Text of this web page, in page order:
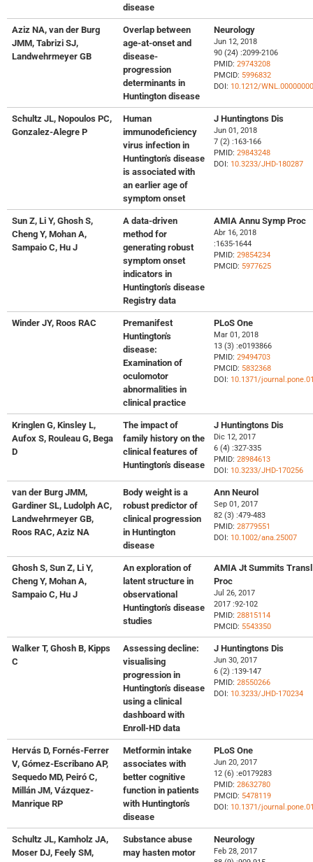
disease
Aziz NA, van der Burg
JMM, Tabrizi SJ,
Landwehrmeyer GB
Overlap between
age-at-onset and
disease-
progression
determinants in
Huntington disease
Neurology
Jun 12, 2018
90 (24) :2099-2106
PMID: 29743208
PMCID: 5996832
DOI: 10.1212/
Schultz JL, Nopoulos PC,
Gonzalez-Alegre P
Human
immunodeficiency
virus infection in
Huntington's disease
is associated with
an earlier age of
symptom onset
J Huntingtons Dis
Jun 01, 2018
7 (2) :163-166
PMID: 29843248
DOI: 10.3233/JHD-180287
Sun Z, Li Y, Ghosh S,
Cheng Y, Mohan A,
Sampaio C, Hu J
A data-driven
method for
generating robust
symptom onset
indicators in
Huntington's disease
Registry data
AMIA Annu Symp Proc
Abr 16, 2018
:1635-1644
PMID: 29854234
PMCID: 5977625
Winder JY, Roos RAC
Premanifest
Huntington's
disease:
Examination of
oculomotor
abnormalities in
clinical practice
PLoS One
Mar 01, 2018
13 (3) :e0193866
PMID: 29494703
PMCID: 5832368
DOI: 10.1371/
Kringlen G, Kinsley L,
Aufox S, Rouleau G, Bega
D
The impact of
family history on the
clinical features of
Huntington's disease
J Huntingtons Dis
Dic 12, 2017
6 (4) :327-335
PMID: 28984613
DOI: 10.3233/JHD-170256
van der Burg JMM,
Gardiner SL, Ludolph AC,
Landwehrmeyer GB,
Roos RAC, Aziz NA
Body weight is a
robust predictor of
clinical progression
in Huntington
disease
Ann Neurol
Sep 01, 2017
82 (3) :479-483
PMID: 28779551
DOI: 10.1002/ana.25007
Ghosh S, Sun Z, Li Y,
Cheng Y, Mohan A,
Sampaio C, Hu J
An exploration of
latent structure in
observational
Huntington's disease
studies
AMIA Jt Summits
Proc
Jul 26, 2017
2017 :92-102
PMID: 28815114
PMCID: 5543350
Walker T, Ghosh B, Kipps
C
Assessing decline:
visualising
progression in
Huntington's disease
using a clinical
dashboard with
Enroll-HD data
J Huntingtons Dis
Jun 30, 2017
6 (2) :139-147
PMID: 28550266
DOI: 10.3233/JHD-170234
Hervás D, Fornés-Ferrer
V, Gómez-Escribano AP,
Sequedo MD, Peiró C,
Millán JM, Vázquez-
Manrique RP
Metformin intake
associates with
better cognitive
function in patients
with Huntington's
disease
PLoS One
Jun 20, 2017
12 (6) :e0179283
PMID: 28632780
PMCID: 5478119
DOI: 10.1371/
Schultz JL, Kamholz JA,
Moser DJ, Feely SM,
Substance abuse
may hasten motor
Neurology
Feb 28, 2017